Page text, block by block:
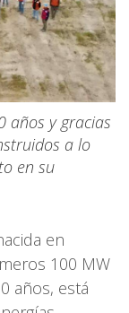
años y gracias
a lo
en su
en
100 MW
años, está